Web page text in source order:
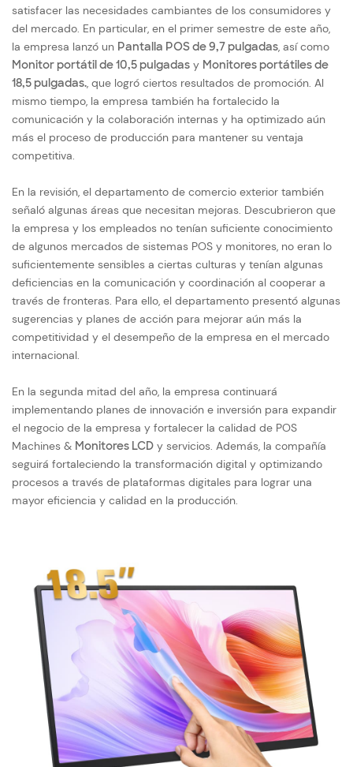
satisfacer las necesidades cambiantes de los consumidores y
del mercado. En particular, en el primer semestre de este año,
la empresa lanzó un Pantalla POS de 9,7 pulgadas , así como
Monitor portátil de 10,5 pulgadas y Monitores portátiles de
18,5 pulgadas. , que logró ciertos resultados de promoción. Al
mismo tiempo, la empresa también ha fortalecido la
comunicación y la colaboración internas y ha optimizado aún
más el proceso de producción para mantener su ventaja
competitiva.
En la revisión, el departamento de comercio exterior también
señaló algunas áreas que necesitan mejoras. Descubrieron que
la empresa y los empleados no tenían suficiente conocimiento
de algunos mercados de sistemas POS y monitores, no eran lo
suficientemente sensibles a ciertas culturas y tenían algunas
deficiencias en la comunicación y coordinación al cooperar a
través de fronteras. Para ello, el departamento presentó algunas
sugerencias y planes de acción para mejorar aún más la
competitividad y el desempeño de la empresa en el mercado
internacional.
En la segunda mitad del año, la empresa continuará
implementando planes de innovación e inversión para expandir
el negocio de la empresa y fortalecer la calidad de POS
Machines & Monitores LCD y servicios. Además, la compañía
seguirá fortaleciendo la transformación digital y optimizando
procesos a través de plataformas digitales para lograr una
mayor eficiencia y calidad en la producción.